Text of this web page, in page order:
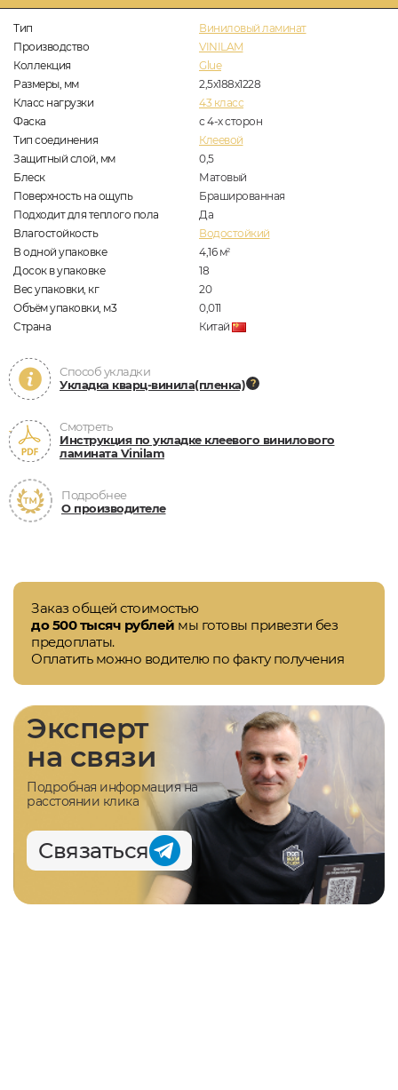
Тип
Виниловый ламинат
Производство
VINILAM
Коллекция
Glue
Размеры, мм
2,5х188х1228
Класс нагрузки
43 класс
Фаска
с 4-х сторон
Тип соединения
Клеевой
Защитный слой, мм
0,5
Блеск
Матовый
Поверхность на ощупь
Брашированная
Подходит для теплого пола
Да
Влагостойкость
Водостойкий
В одной упаковке
4,16 м2
Досок в упаковке
18
Вес упаковки, кг
20
Объём упаковки, м3
0,011
Страна
Китай
Способ укладки
Укладка кварц-винила(пленка)
Смотреть
Инструкция по укладке клеевого винилового
ламината Vinilam
Подробнее
О производителе
Заказ общей стоимостью
до 500 тысяч рублей мы готовы привезти без
предоплаты.
Оплатить можно водителю по факту получения
Эксперт
на связи
Подробная информация на
расстоянии клика
Связаться